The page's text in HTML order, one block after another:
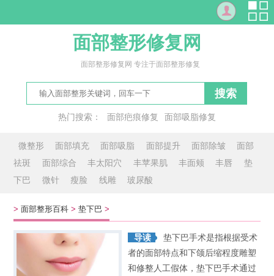
面部整形修复网
面部整形修复网 专注于面部整形修复
搜索
热门搜索： 面部疤痕修复
面部吸脂修复
微整形
面部填充 面部吸脂 面部提升 面部除皱
面部
祛斑
面部综合 丰太阳穴 丰苹果肌 丰面颊 丰唇
垫
下巴
微针 瘦脸 线雕 玻尿酸
>面部整形百科 >垫下巴 >
导读
垫下巴手术是指根据受术
者的面部特点和下颌后缩程度雕塑
和修整人工假体，垫下巴手术通过